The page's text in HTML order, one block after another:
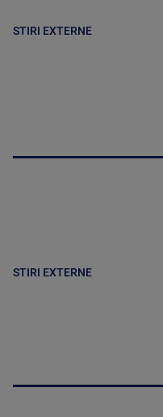
STIRI EXTERNE
STIRI EXTERNE